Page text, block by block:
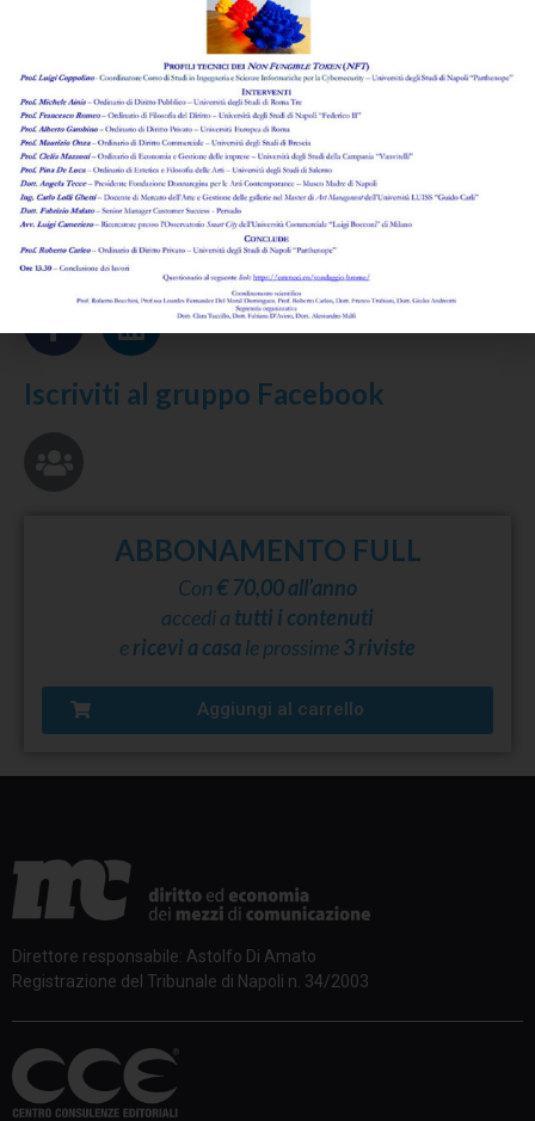
Rassegna di giurisprudenza commentata
Leggi l'abstract >
Rassegna di legislazione e regolamentazione
diAnna Papa
Leggi l'abstract >
Seguici su
Iscriviti al gruppo Facebook
ABBONAMENTO FULL
Con € 70,00 all’anno
accedi a tutti i contenuti
ericevi a casale prossime3 riviste
Aggiungi al carrello
Direttore responsabile: Astolfo Di Amato
Registrazione del Tribunale di Napoli n. 34/2003